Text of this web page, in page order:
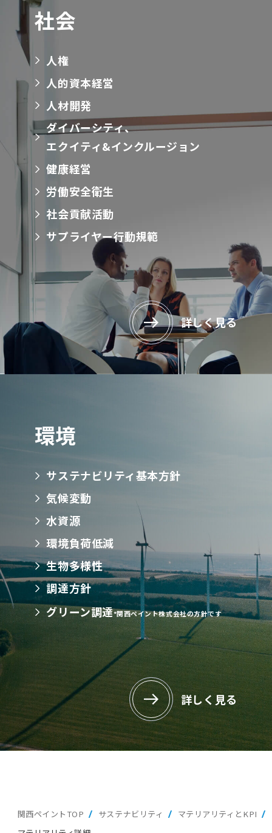
環境
サステナビリティ基本方針
気候変動
水資源
環境負荷低減
生物多様性
調達方針
グリーン調達*関西ペイント株式会社の方針です
詳しく見る
社会
人権
人的資本経営
人材開発
ダイバーシティ、
エクイティ&インクルージョン
健康経営
労働安全衛生
社会貢献活動
サプライヤー行動規範
詳しく見る
関西ペイントTOP サステナビリティ
マテリアリティとKPI